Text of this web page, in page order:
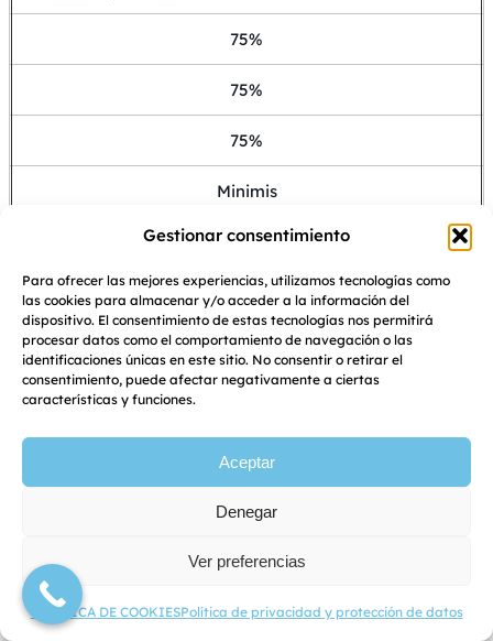
Gestionar consentimiento
Para ofrecer las mejores experiencias, utilizamos tecnologías como
las cookies para almacenar y/o acceder a la información del
dispositivo. El consentimiento de estas tecnologías nos permitirá
procesar datos como el comportamiento de navegación o las
identificaciones únicas en este sitio. No consentir o retirar el
consentimiento, puede afectar negativamente a ciertas
características y funciones.
Aceptar
Denegar
Ver preferencias
POLÍTICA DE COOKIESPolítica de privacidad y protección de datos
75%
75%
75%
Minimis
Gastos de auditoría
100%
100%
100%
Minimis
Anticipo del 80 %
momento de la resolución, sin necesidad de garantías.